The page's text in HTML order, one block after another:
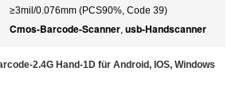
≥3mil/0.076mm (PCS90%, Code 39)
Cmos-Barcode-Scanner, usb-Handscanner
2.4G Hand-1D für Android, IOS, Windows